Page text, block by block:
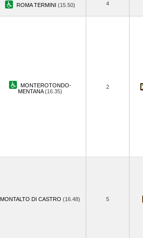
ROMA TERMINI (15.50) 4
MONTEROTONDO-
MENTANA(16.35)
2
MONTALTO DI CASTRO (16.48) 5